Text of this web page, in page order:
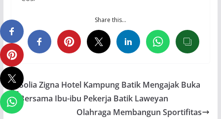
Share this…
Solia Zigna Hotel Kampung Batik Mengajak Buka
Bersama Ibu-ibu Pekerja Batik Laweyan
Olahraga Membangun Sportifitas